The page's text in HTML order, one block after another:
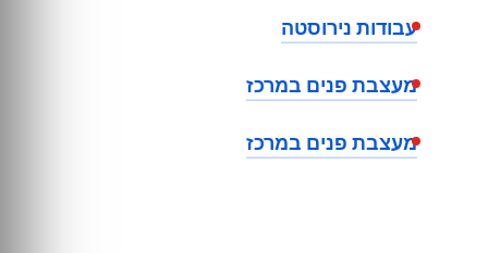
עבודות נירוסטה
מעצבת פנים במרכז
מעצבת פנים במרכז